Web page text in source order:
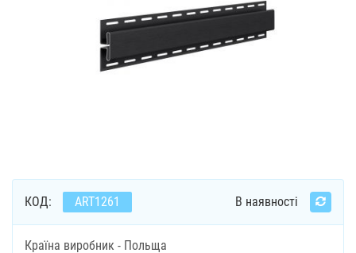
КОД: ART1261 В наявності
Країна виробник - Польща